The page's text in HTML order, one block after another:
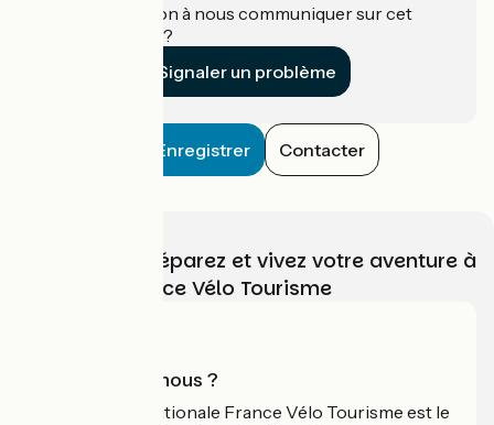
Une information à nous communiquer sur cet
établissement ?
Signaler un problème
Enregistrer Contacter
Choisissez, préparez et vivez votre aventure à
vélo avec France Vélo Tourisme
Qui sommes-nous ?
L'association nationale France Vélo Tourisme est le